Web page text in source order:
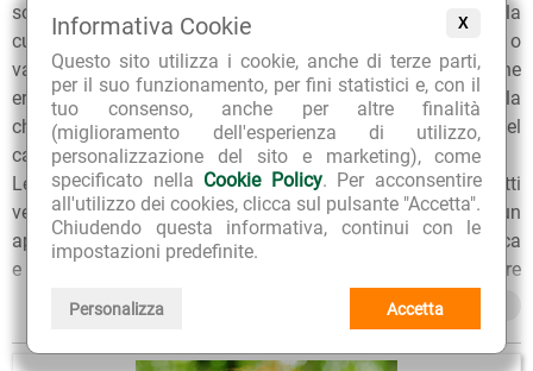
X
Informativa Cookie
Questo sito utilizza i cookie, anche di terze parti,
per il suo funzionamento, per fini statistici e, con il
tuo consenso, anche per altre finalità
(miglioramento dell'esperienza di utilizzo,
personalizzazione del sito e marketing), come
specificato nella Cookie Policy. Per acconsentire
all'utilizzo dei cookies, clicca sul pulsante "Accetta".
Chiudendo questa informativa, continui con le
impostazioni predefinite.
Personalizza Accetta
sostanze che causano allergie e irritazioni, adatte anche alla
cute delicata, pensate per chi desidera ravvivare, coprire o
valorizzare il colore con formule ispirate alla tradizione
erboristica, trattamenti ideali per donare nuova intensità alla
chioma, coprire i capelli bianchi e migliorare l’aspetto del
capello rispettandone equilibrio e bellezza.
Le formulazioni a base di ingredienti naturali ed estratti
vegetali rappresentano una soluzione adatta a chi cerca un
approccio più delicato alla colorazione, unendo resa estetica
e attenzione alla fibra capillare, per ottenere un colore
luminoso, uniforme e naturale, prendendoti cura dei capelli
Per qualunque consiglio sull'utilizzo dei nostri prodotti, puoi
Mostra tutto